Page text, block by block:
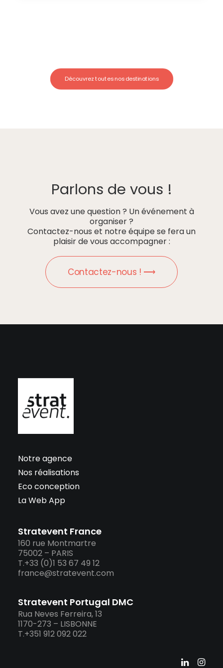
Découvrez toutes nos destinations
Parlons de vous !
Vous avez une question ? Un événement à
organiser ?
Contactez-nous et notre équipe se fera un
plaisir de vous accompagner :
Contactez-nous ! ⟶
Notre agence
Nos réalisations
Eco conception
La Web App
Stratevent France
160 rue Montmartre
75002 – PARIS
T.+33 (0)1 53 67 49 12
france@stratevent.com
Stratevent Portugal DMC
Rua Neves Ferreira, 13
1170-273 – LISBONNE
T.+351 912 092 022